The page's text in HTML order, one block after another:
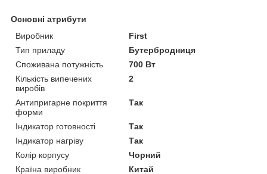
Основні атрибути
Виробник
First
Тип приладу
Бутербродниця
Споживана потужність
700 Вт
Кількість випечених
виробів
2
Антипригарне покриття
форми
Так
Індикатор готовності
Так
Індикатор нагріву
Так
Колір корпусу
Чорний
Країна виробник
Китай